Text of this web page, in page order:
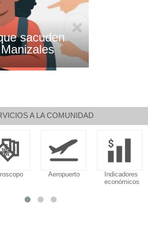
sacuden
A LA COMUNIDAD
Aeropuerto
Indicadores
económicos